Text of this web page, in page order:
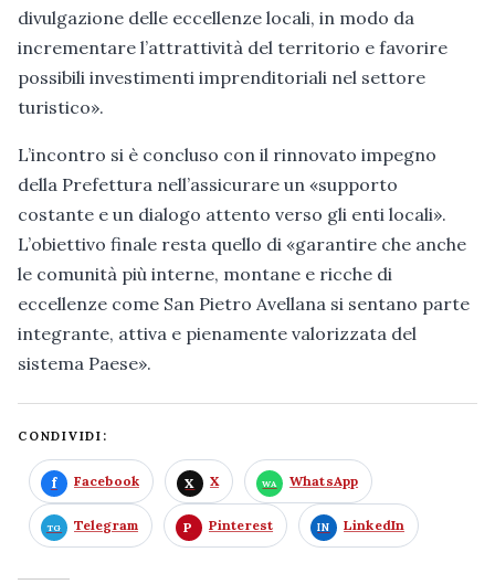
divulgazione delle eccellenze locali, in modo da
incrementare l’attrattività del territorio e favorire
possibili investimenti imprenditoriali nel settore
turistico».
L’incontro si è concluso con il rinnovato impegno
della Prefettura nell’assicurare un «supporto
costante e un dialogo attento verso gli enti locali».
L’obiettivo finale resta quello di «garantire che anche
le comunità più interne, montane e ricche di
eccellenze come San Pietro Avellana si sentano parte
integrante, attiva e pienamente valorizzata del
sistema Paese».
CONDIVIDI:
Facebook X WhatsApp
Telegram Pinterest LinkedIn